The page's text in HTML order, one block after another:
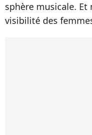
sphère musicale.
visibilité des